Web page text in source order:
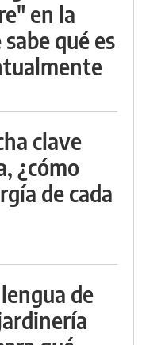
en la
qué es
clave
¿cómo
de cada
de